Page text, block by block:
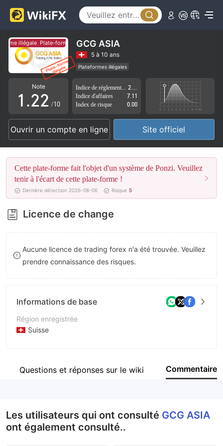
illégale Plate-forme illégaleGCG ASIA
5 à 10 ans
Plateformes illégales
Licence de réglementation suspectée
Région d'affaires suspectée
Risque élevé potentiel
Note
0
1
2
3
4
5
6
7
8
9
.
0
1
2
3
4
5
6
7
8
9
0
1
2
3
4
5
6
7
8
9
/10
Indice d'affaires
7.11
Index de risque
0.00
Ouvrir un compte en ligne Site officiel
Cette plate-forme fait l'objet d'un système de Ponzi. Veuillez
tenir à l'écart de cette plate-forme !
Dernière détection 2026-08-06 Risque 5
Licence de change
Aucune licence de trading forex n'a été trouvée. Veuillez
prendre connaissance des risques.
Informations de base
Région enregistrée
Suisse
Société
Questions et réponses sur le wiki Commentaire
Les utilisateurs qui ont consulté GCG ASIA
ont également consulté..